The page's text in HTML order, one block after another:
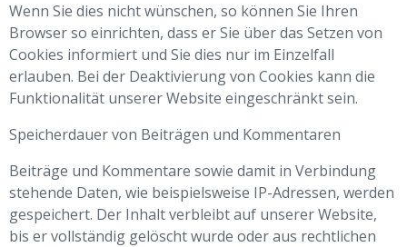
Wenn Sie dies nicht wünschen, so können Sie Ihren
Browser so einrichten, dass er Sie über das Setzen von
Cookies informiert und Sie dies nur im Einzelfall
erlauben. Bei der Deaktivierung von Cookies kann die
Funktionalität unserer Website eingeschränkt sein.
Speicherdauer von Beiträgen und Kommentaren
Beiträge und Kommentare sowie damit in Verbindung
stehende Daten, wie beispielsweise IP-Adressen, werden
gespeichert. Der Inhalt verbleibt auf unserer Website,
bis er vollständig gelöscht wurde oder aus rechtlichen